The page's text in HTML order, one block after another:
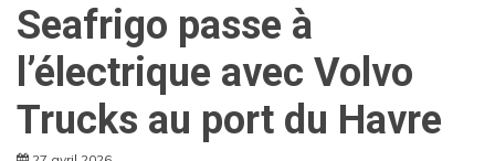
Seafrigo passe à
l’électrique avec Volvo
Trucks au port du Havre